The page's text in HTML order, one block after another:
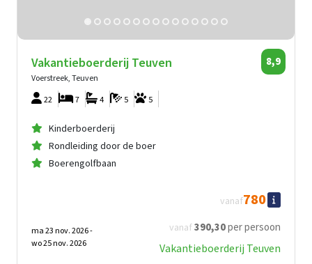
Vakantieboerderij Teuven
Voerstreek, Teuven
8,9
22 5
5
4
7
Kinderboerderij
Rondleiding door de boer
Boerengolfbaan
vanaf390,30per persoon
vanaf780
ma 23 nov. 2026 -
wo 25 nov. 2026
Vakantieboerderij Teuven